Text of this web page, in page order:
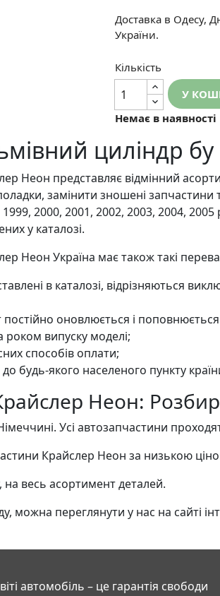
Доставка в Одесу,
України.
Кількість
У
Немає в наявності
циліндр
Неон представляє відмінний
замінити зношені
2000, 2001, 2002, 2003, 2004,
у каталозі.
Неон Україна має також такі
в каталозі, відрізняються
оновлюється і
випуску моделі;
способів оплати;
будь-якого населеного пункту
Неон:
Усі автозапчастини
Крайслер Неон за низькою
на весь асортимент деталей.
можна переглянути у нас на сайті
автомобіль – це гарантія свободи